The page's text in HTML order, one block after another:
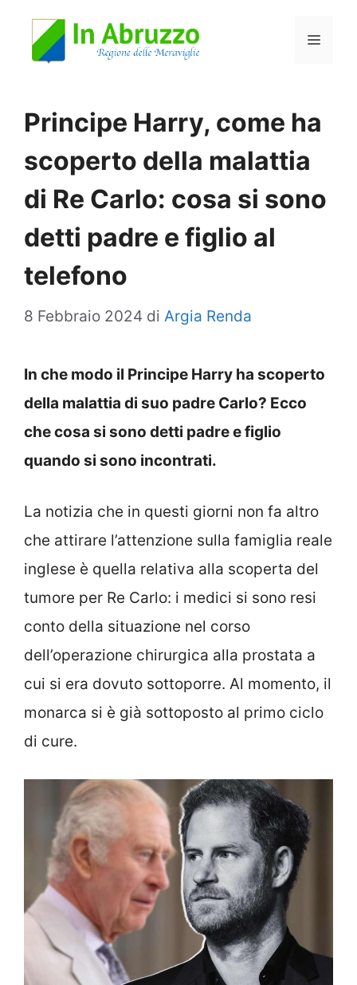
Menu
Principe Harry, come ha
scoperto della malattia
di Re Carlo: cosa si sono
detti padre e figlio al
telefono
8 Febbraio 2024 di Argia Renda
In che modo il Principe Harry ha scoperto
della malattia di suo padre Carlo? Ecco
che cosa si sono detti padre e figlio
quando si sono incontrati.
La notizia che in questi giorni non fa altro
che attirare l’attenzione sulla famiglia reale
inglese è quella relativa alla scoperta del
tumore per Re Carlo: i medici si sono resi
conto della situazione nel corso
dell’operazione chirurgica alla prostata a
cui si era dovuto sottoporre. Al momento, il
monarca si è già sottoposto al primo ciclo
di cure.